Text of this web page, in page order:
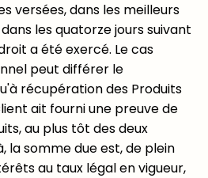
versées, dans les meilleurs
les quatorze jours suivant
a été exercé. Le cas
peut différer le
récupération des Produits
ait fourni une preuve de
au plus tôt des deux
la somme due est, de plein
au taux légal en vigueur,